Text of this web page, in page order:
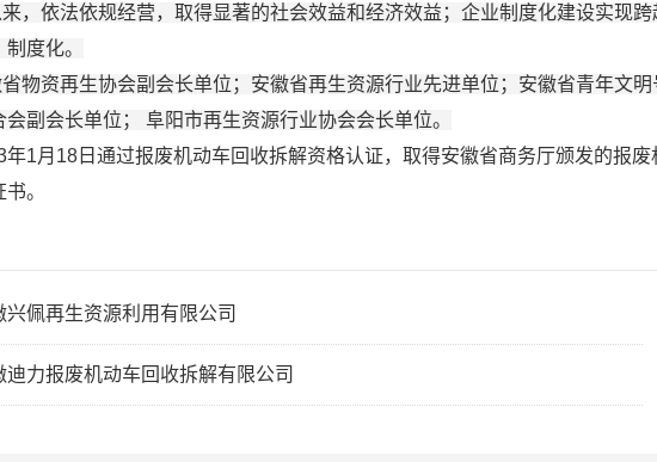
，依法依规经营，取得显著的社会效益和经济效益；企业制度化建设实现
度化。
物资再生协会副会长单位；安徽省再生资源行业先进单位；安徽省青年文
副会长单位；
阜阳市再生资源行业协会会长单位。
年1月18日通过报废机动车回收拆解资格认证，取得安徽省商务厅颁发的报废
。
兴佩再生资源利用有限公司
迪力报废机动车回收拆解有限公司